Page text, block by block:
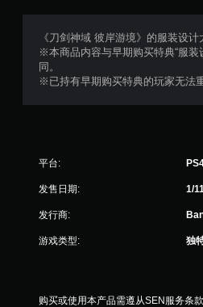
《刀剑神域 彼岸游境》的服装设计
※本商品内容与早期购买特典“服装
同。
※已持有早期购买特典的玩家无法
平台:
发售日期: 1/
发行商:
游戏类型: 独
购买或使用本产品需遵从SEN服务条款